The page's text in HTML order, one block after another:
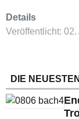
Details
Veröffentlicht:
DIE